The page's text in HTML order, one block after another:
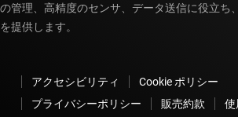
の管理、高精度のセンサ、データ送信に役立ち
を提供します。
アクセシビリティ
Cookie ポリシー
プライバシーポリシー
販売約款 使